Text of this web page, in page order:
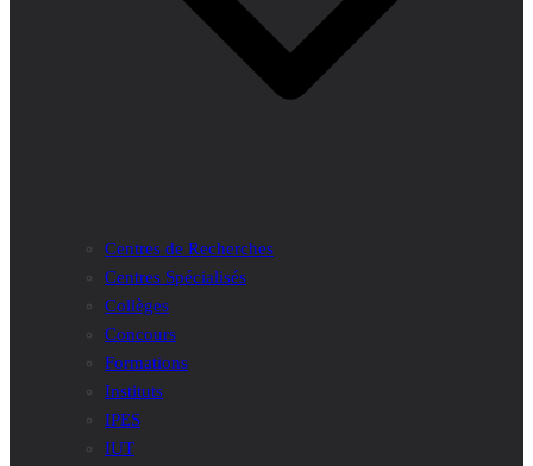
Centres de Recherches
Centres Spécialisés
Collèges
Concours
Formations
Instituts
IPES
IUT